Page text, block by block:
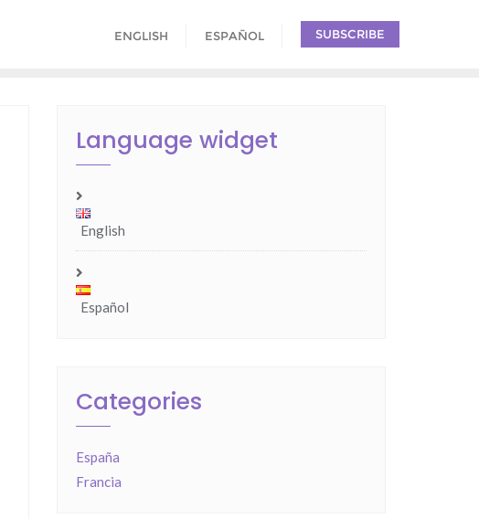
ENGLISH ESPAÑOL SUBSCRIBE
Language widget
English
Español
Categories
España
Francia